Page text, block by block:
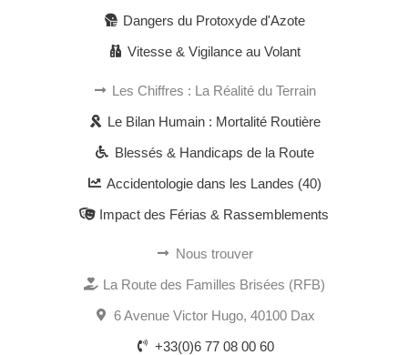
Dangers du Protoxyde d'Azote
Vitesse & Vigilance au Volant
Les Chiffres : La Réalité du Terrain
Le Bilan Humain : Mortalité Routière
Blessés & Handicaps de la Route
Accidentologie dans les Landes (40)
Impact des Férias & Rassemblements
Nous trouver
La Route des Familles Brisées (RFB)
6 Avenue Victor Hugo, 40100 Dax
+33(0)6 77 08 00 60